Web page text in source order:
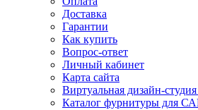
Доставка
Гарантии
Как купить
Вопрос-ответ
Личный кабинет
Карта сайта
Виртуальная дизайн-
Каталог фурнитуры для